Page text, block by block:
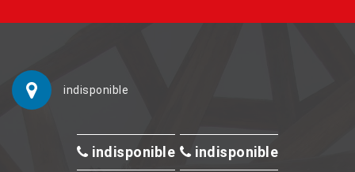
indisponible
indisponible indisponible